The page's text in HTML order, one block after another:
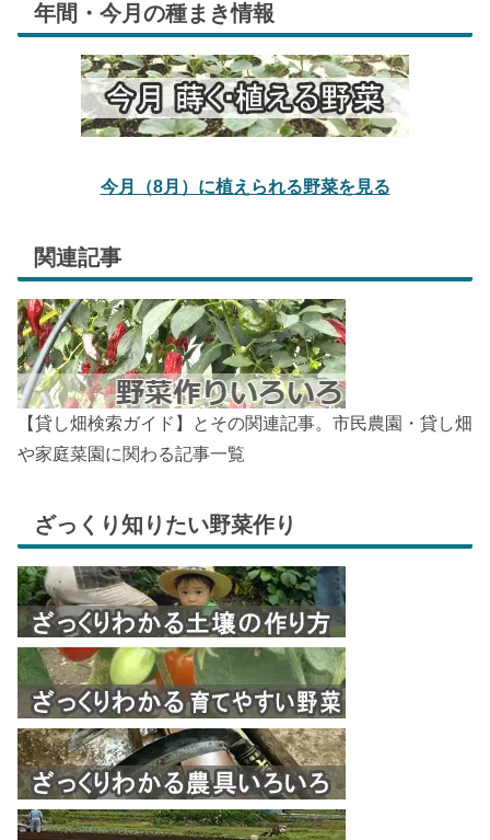
年間・今月の種まき情報
今月（8月）に植えられる野菜を見る
関連記事
【貸し畑検索ガイド】とその関連記事。市民農園・貸し畑
や家庭菜園に関わる記事一覧
ざっくり知りたい野菜作り